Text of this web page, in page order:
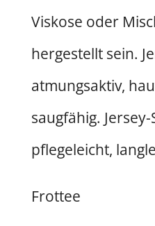
Viskose oder
hergestellt sein.
atmungsaktiv,
saugfähig.
pflegeleicht,
Frottee